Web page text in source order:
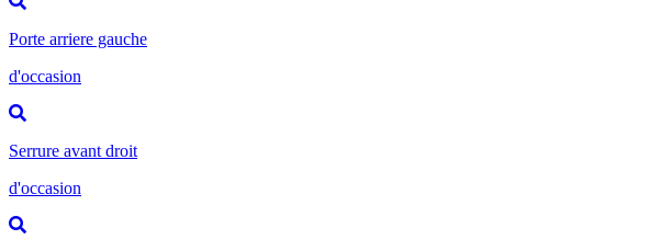
Porte arriere gauche
d'occasion
Serrure avant droit
d'occasion